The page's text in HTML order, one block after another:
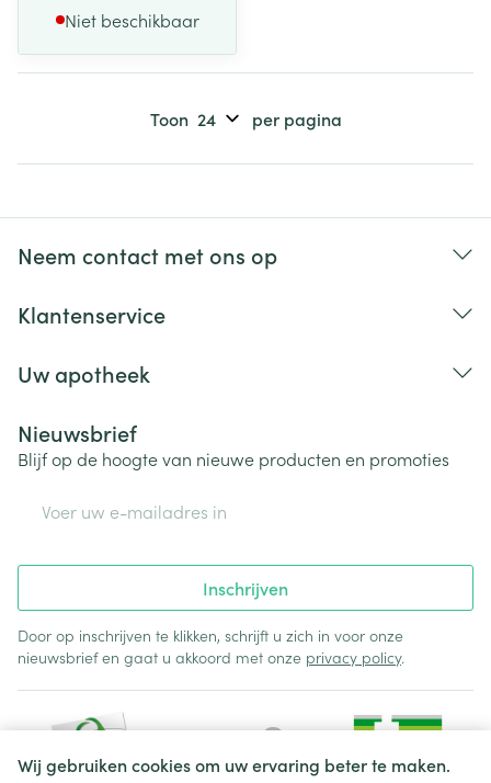
Wij gebruiken cookies om uw ervaring beter te maken.
Niet beschikbaar
Toon per pagina
Neem contact met ons op
Klantenservice
Uw apotheek
Nieuwsbrief
Blijf op de hoogte van nieuwe producten en promoties
Inschrijven
Door op inschrijven te klikken, schrijft u zich in voor onze
nieuwsbrief en gaat u akkoord met onze privacy policy.